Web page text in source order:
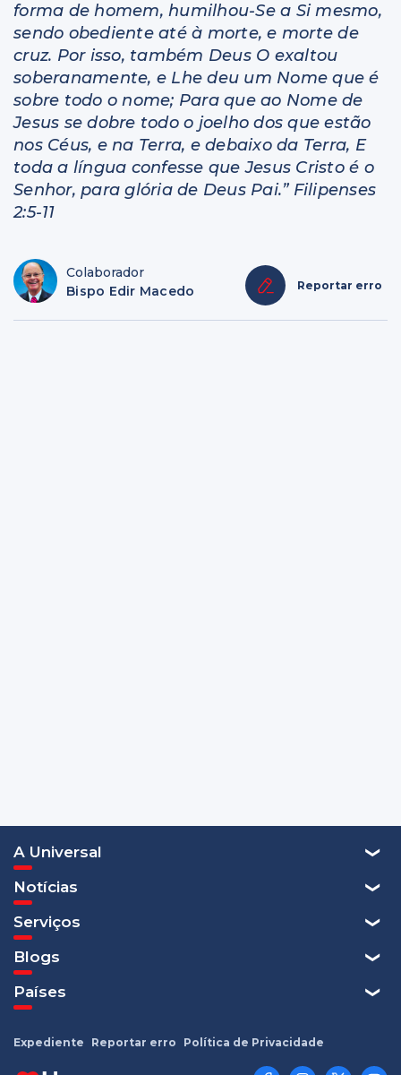
forma de homem, humilhou-Se a Si mesmo,
sendo obediente até à morte, e morte de
cruz. Por isso, também Deus O exaltou
soberanamente, e Lhe deu um Nome que é
sobre todo o nome; Para que ao Nome de
Jesus se dobre todo o joelho dos que estão
nos Céus, e na Terra, e debaixo da Terra, E
toda a língua confesse que Jesus Cristo é o
Senhor, para glória de Deus Pai.” Filipenses
2:5-11
Colaborador
Bispo Edir Macedo
Reportar erro
A Universal
Notícias
Serviços
Blogs
Países
Expediente Reportar erro Política de Privacidade